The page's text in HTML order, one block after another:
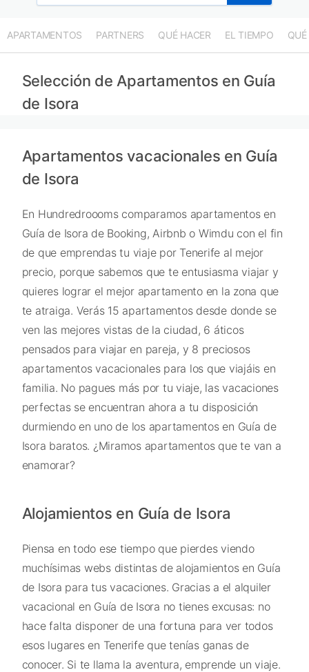
APARTAMENTOS PARTNERS QUÉ HACER EL TIEMPO QUÉ
Selección de Apartamentos en Guía
de Isora
Apartamentos vacacionales en Guía
de Isora
En Hundredroooms comparamos apartamentos en
Guía de Isora de Booking, Airbnb o Wimdu con el fin
de que emprendas tu viaje por Tenerife al mejor
precio, porque sabemos que te entusiasma viajar y
quieres lograr el mejor apartamento en la zona que
te atraiga. Verás 15 apartamentos desde donde se
ven las mejores vistas de la ciudad, 6 áticos
pensados para viajar en pareja, y 8 preciosos
apartamentos vacacionales para los que viajáis en
familia. No pagues más por tu viaje, las vacaciones
perfectas se encuentran ahora a tu disposición
durmiendo en uno de los apartamentos en Guía de
Isora baratos. ¿Miramos apartamentos que te van a
enamorar?
Alojamientos en Guía de Isora
Piensa en todo ese tiempo que pierdes viendo
muchísimas webs distintas de alojamientos en Guía
de Isora para tus vacaciones. Gracias a el alquiler
vacacional en Guía de Isora no tienes excusas: no
hace falta disponer de una fortuna para ver todos
esos lugares en Tenerife que tenías ganas de
conocer. Si te llama la aventura, emprende un viaje.